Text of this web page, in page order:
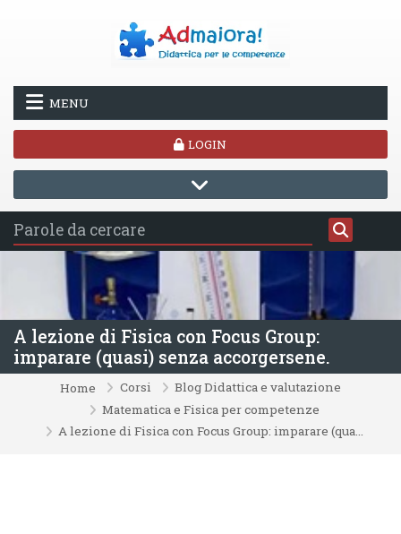
MENU
LOGIN
A lezione di Fisica con Focus Group:
imparare (quasi) senza accorgersene.
Home Corsi
Blog Didattica e valutazione
Matematica e Fisica per competenze
A lezione di Fisica con Focus Group: imparare (qua...